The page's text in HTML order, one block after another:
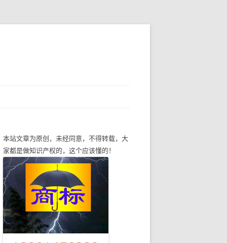
本站文章为原创，未经同意，不得转载，大
家都是做知识产权的，这个应该懂的！